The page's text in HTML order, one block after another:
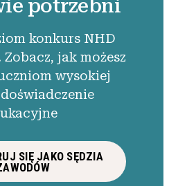
potrzebni
konkurs NHD
jak możesz
wysokiej
SIĘ JAKO SĘDZIA